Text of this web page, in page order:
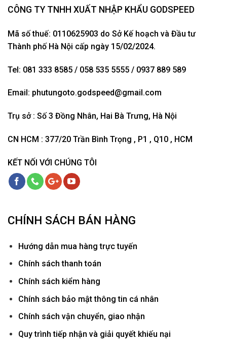
CÔNG TY TNHH XUẤT NHẬP KHẨU GODSPEED
Mã số thuế: 0110625903 do Sở Kế hoạch và Đầu tư
Thành phố Hà Nội cấp ngày 15/02/2024.
Tel: 081 333 8585 / 058 535 5555 / 0937 889 589
Email: phutungoto.godspeed@gmail.com
Trụ sở : Số 3 Đồng Nhân, Hai Bà Trưng, Hà Nội
CN HCM : 377/20 Trần Bình Trọng , P1 , Q10 , HCM
KẾT NỐI VỚI CHÚNG TÔI
CHÍNH SÁCH BÁN HÀNG
Hướng dẫn mua hàng trực tuyến
Chính sách thanh toán
Chính sách kiểm hàng
Chính sách bảo mật thông tin cá nhân
Chính sách vận chuyển, giao nhận
Quy trình tiếp nhận và giải quyết khiếu nại